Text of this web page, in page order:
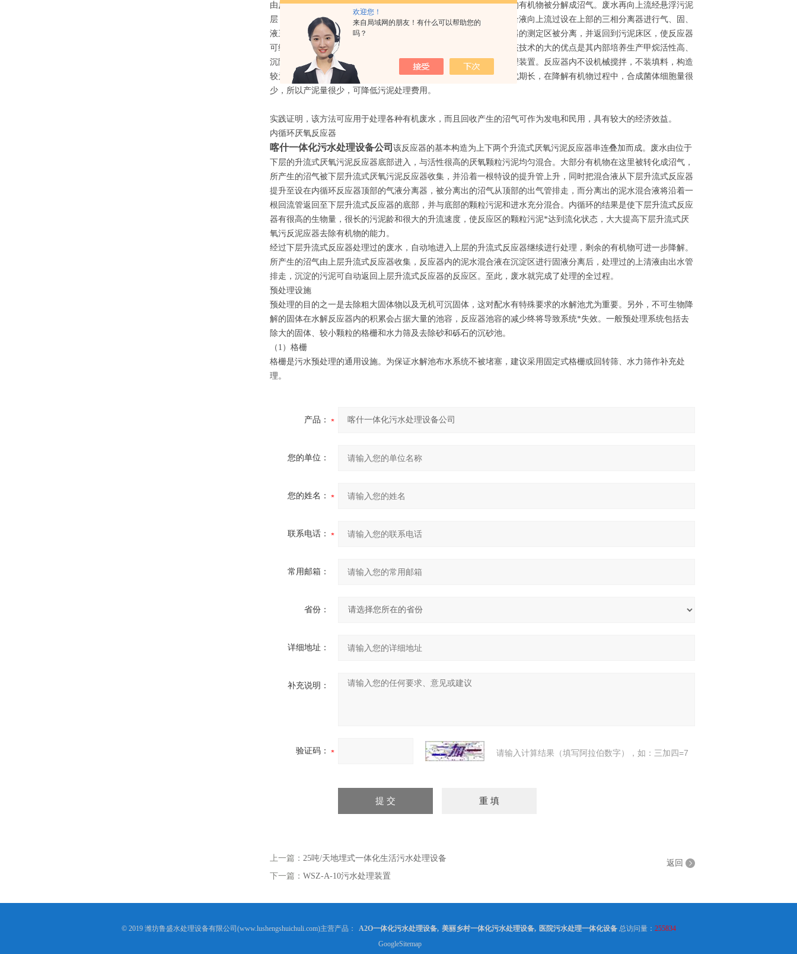
欢迎您！
来自局域网的朋友！有什么可以帮助您的
吗？
由反应器底部进入向上流过污泥床区与大量的厌氧细菌接触，其中的有机物被分解成沼气。废水再向上流经悬浮污泥
层，使残余的有机物继续得到分解。后含有沼气、污泥和液体的混合液向上流过设在上部的三相分离器进行气、固、
液三相分离。沼气在气室被分离并通过导管排走，污泥在三相分离器的测定区被分离，并返回到污泥床区，使反应器
可维持足够的生物量。处理过的上清液由反应器顶部出水渠排走。该技术的大的优点是其内部培养生产甲烷活性高、
沉降性能好的厌氧颗粒污泥，能产生大量沼气，是产能型的废水处理装置。反应器内不设机械搅拌，不装填料，构造
较为简单，运行管理方便，不需要任何能耗。而且由于其厌氧菌世代期长，在降解有机物过程中，合成菌体细胞量很
少，所以产泥量很少，可降低污泥处理费用。
实践证明，该方法可应用于处理各种有机废水，而且回收产生的沼气可作为发电和民用，具有较大的经济效益。
内循环厌氧反应器
喀什一体化污水处理设备公司 该反应器的基本构造为上下两个升流式厌氧污泥反应器串连叠加而成。废水由位于
下层的升流式厌氧污泥反应器底部进入，与活性很高的厌氧颗粒污泥均匀混合。大部分有机物在这里被转化成沼气，
所产生的沼气被下层升流式厌氧污泥反应器收集，并沿着一根特设的提升管上升，同时把混合液从下层升流式反应器
提升至设在内循环反应器顶部的气液分离器，被分离出的沼气从顶部的出气管排走，而分离出的泥水混合液将沿着一
根回流管返回至下层升流式反应器的底部，并与底部的颗粒污泥和进水充分混合。内循环的结果是使下层升流式反应
器有很高的生物量，很长的污泥龄和很大的升流速度，使反应区的颗粒污泥*达到流化状态，大大提高下层升流式厌
氧污反泥应器去除有机物的能力。
经过下层升流式反应器处理过的废水，自动地进入上层的升流式反应器继续进行处理，剩余的有机物可进一步降解。
所产生的沼气由上层升流式反应器收集，反应器内的泥水混合液在沉淀区进行固液分离后，处理过的上清液由出水管
排走，沉淀的污泥可自动返回上层升流式反应器的反应区。至此，废水就完成了处理的全过程。
预处理设施
预处理的目的之一是去除粗大固体物以及无机可沉固体，这对配水有特殊要求的水解池尤为重要。另外，不可生物降
解的固体在水解反应器内的积累会占据大量的池容，反应器池容的减少终将导致系统*失效。一般预处理系统包括去
除大的固体、较小颗粒的格栅和水力筛及去除砂和砾石的沉砂池。
（1）格栅
格栅是污水预处理的通用设施。为保证水解池布水系统不被堵塞，建议采用固定式格栅或回转筛、水力筛作补充处
理。
产品：
您的单位：
您的姓名：
联系电话：
常用邮箱：
省份：
详细地址：
补充说明：
验证码： 请输入计算结果（填写阿拉伯数字），如：三加四=7
上一篇： 25吨/天地埋式一体化生活污水处理设备
下一篇： WSZ-A-10污水处理装置
返回
© 2019 潍坊鲁盛水处理设备有限公司(www.lushengshuichuli.com)主营产品： A2O一体化污水处理设备, 美丽乡村一体化污水处理设备, 医院污水处理一体化设备总访问量： 255834
GoogleSitemap